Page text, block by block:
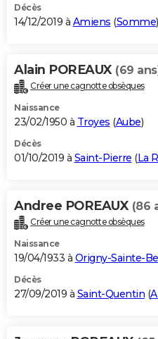
Décès
14/12/2019 à Amiens (Somme)
Alain POREAUX (69
Créer une cagnotte obsèques
Naissance
23/02/1950 à Troyes (Aube)
Décès
01/10/2019 à Saint-Pierre (La
Andree POREAUX (86
Créer une cagnotte obsèques
Naissance
19/04/1933 à Origny-Sainte-
Décès
27/09/2019 à Saint-Quentin (